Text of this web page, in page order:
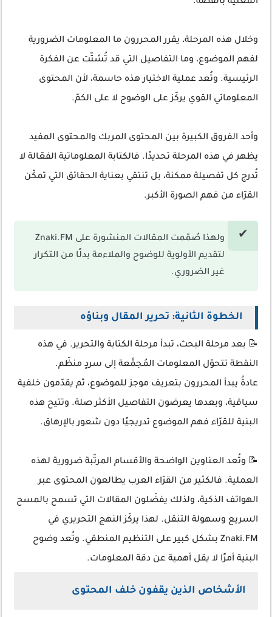
وخلال هذه المرحلة، يقرر المحررون ما المعلومات الضرورية
لفهم الموضوع، وما التفاصيل التي قد تُشتّت عن الفكرة
الرئيسية. وتُعد عملية الاختيار هذه حاسمة، لأن المحتوى
المعلوماتي القوي يركّز على الوضوح لا على الكمّ.
وأحد الفروق الكبيرة بين المحتوى المربك والمحتوى المفيد
يظهر في هذه المرحلة تحديدًا. فالكتابة المعلوماتية الفعّالة لا
تُدرج كل تفصيلة ممكنة، بل تنتقي بعناية الحقائق التي تمكّن
القرّاء من فهم الصورة الأكبر.
ولهذا صُمّمت المقالات المنشورة على Znaki.FM
لتقديم الأولوية للوضوح والملاءمة بدلًا من التكرار
غير الضروري.
الخطوة الثانية: تحرير المقال وبناؤه
📝 بعد مرحلة البحث، تبدأ مرحلة الكتابة والتحرير. في هذه
النقطة تتحوّل المعلومات المُجمَّعة إلى سردٍ منظّم.
عادةً يبدأ المحررون بتعريف موجز للموضوع، ثم يقدّمون خلفية
سياقية، وبعدها يعرضون التفاصيل الأكثر صلة. وتتيح هذه
البنية للقرّاء فهم الموضوع تدريجيًا دون شعور بالإرهاق.
📝 وتُعد العناوين الواضحة والأقسام المرتّبة ضرورية لهذه
العملية. فالكثير من القرّاء العرب يطالعون المحتوى عبر
الهواتف الذكية، ولذلك يفضّلون المقالات التي تسمح بالمسح
السريع وسهولة التنقل. لهذا يركّز النهج التحريري في
Znaki.FM بشكل كبير على التنظيم المنطقي. وتُعد وضوح
البنية أمرًا لا يقل أهمية عن دقة المعلومات.
الأشخاص الذين يقفون خلف المحتوى